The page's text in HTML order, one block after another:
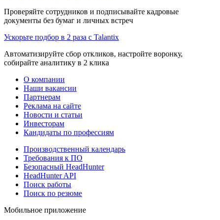
Проверяйте сотрудников и подписывайте кадровые
документы без бумаг и личных встреч
Ускорьте подбор в 2 раза с Talantix
Автоматизируйте сбор откликов, настройте воронку,
собирайте аналитику в 2 клика
О компании
Наши вакансии
Партнерам
Реклама на сайте
Новости и статьи
Инвесторам
Кандидаты по профессиям
Производственный календарь
Требования к ПО
Безопасный HeadHunter
HeadHunter API
Поиск работы
Поиск по резюме
Мобильное приложение